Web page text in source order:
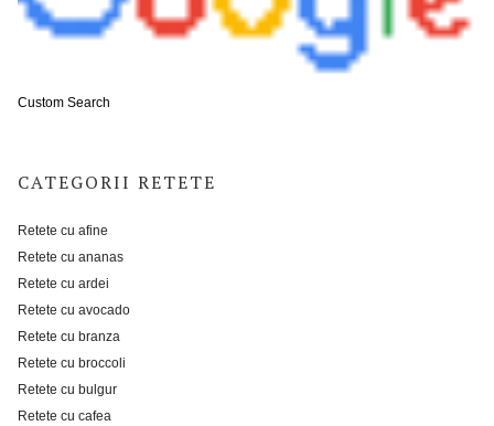
Custom Search
CATEGORII RETETE
Retete cu afine
Retete cu ananas
Retete cu ardei
Retete cu avocado
Retete cu branza
Retete cu broccoli
Retete cu bulgur
Retete cu cafea